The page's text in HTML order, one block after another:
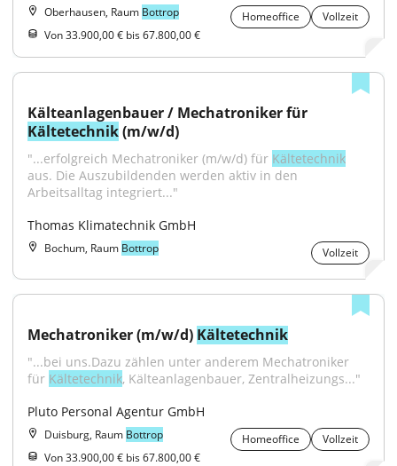
Oberhausen, Raum Bottrop Homeoffice
Vollzeit
Von 33.900,00 € bis 67.800,00 €
Kältetechnik (m/w/d)
"...erfolgreich Mechatroniker (m/w/d) für Kältetechnik
aus. Die Auszubildenden werden aktiv in den
Arbeitsalltag integriert..."
Thomas Klimatechnik GmbH
Bochum, Raum Bottrop Vollzeit
Mechatroniker (m/w/d) Kältetechnik
"...bei uns.Dazu zählen unter anderem Mechatroniker
für Kältetechnik, Kälteanlagenbauer, Zentralheizungs..."
Pluto Personal Agentur GmbH
Duisburg, Raum Bottrop Homeoffice
Vollzeit
Von 33.900,00 € bis 67.800,00 €